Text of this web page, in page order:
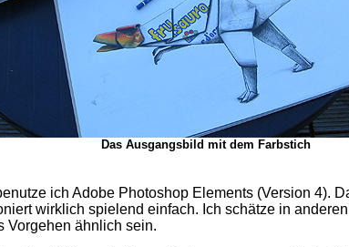
Das Ausgangsbild mit dem Farbstich
ich Adobe Photoshop Elements (Version 4).
wirklich spielend einfach. Ich schätze in
Vorgehen ähnlich sein.